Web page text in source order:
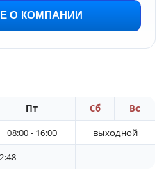
О КОМПАНИИ
Пт Сб
Вс
08:00 - 16:00
выходной